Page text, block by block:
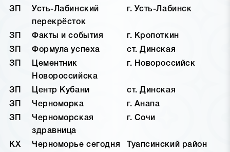
ЗП
Усть-Лабинский
перекрёсток
г. Усть-Лабинск
ЗП Факты и события
г. Кропоткин
ЗП
Формула успеха
ст. Динская
ЗП
Цементник
Новороссийска
г. Новороссийск
ЗП Центр Кубани
ст. Динская
ЗП
Черноморка
г. Анапа
ЗП
Черноморская
здравница
г. Сочи
КХ Черноморье сегодня
Туапсинский район